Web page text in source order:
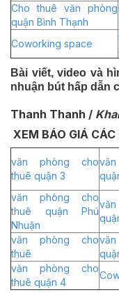
Cho thuê văn phòng
quận Bình Thạnh
Coworking space
Bài viết, video và
nhuận bút hấp dẫn
Thanh Thanh /
XEM BÁO GIÁ
văn phòng cho
thuê quận 3
văn phòng cho
thuê quận Phú
Nhuận
văn phòng cho
thuê
văn phòng cho
thuê quận 4